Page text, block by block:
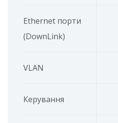
Ethernet порти
(DownLink)
VLAN
Керування